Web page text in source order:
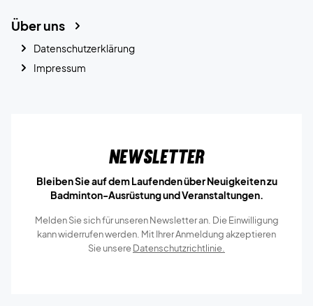
Über uns
Datenschutzerklärung
Impressum
Newsletter
Bleiben Sie auf dem Laufenden über Neuigkeiten zu
Badminton-Ausrüstung und Veranstaltungen.
Melden Sie sich für unseren Newsletter an. Die Einwilligung
kann widerrufen werden. Mit Ihrer Anmeldung akzeptieren
Sie unsereDatenschutzrichtlinie.